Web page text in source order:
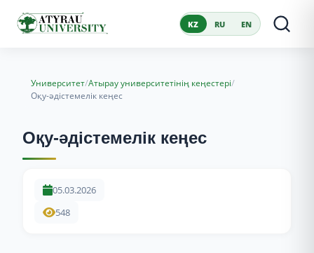
KZ RU EN
Университет/Атырау университетінің кеңестері/
Оқу-әдістемелік кеңес
Оқу-әдістемелік кеңес
05.03.2026
548